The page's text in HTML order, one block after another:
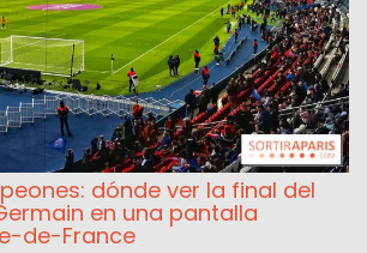
dónde ver la final del
en una pantalla
de-France